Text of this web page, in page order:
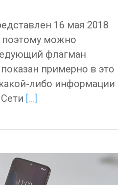
16 мая 2018
поэтому можно
флагман
примерно в это
либо информации
[…]